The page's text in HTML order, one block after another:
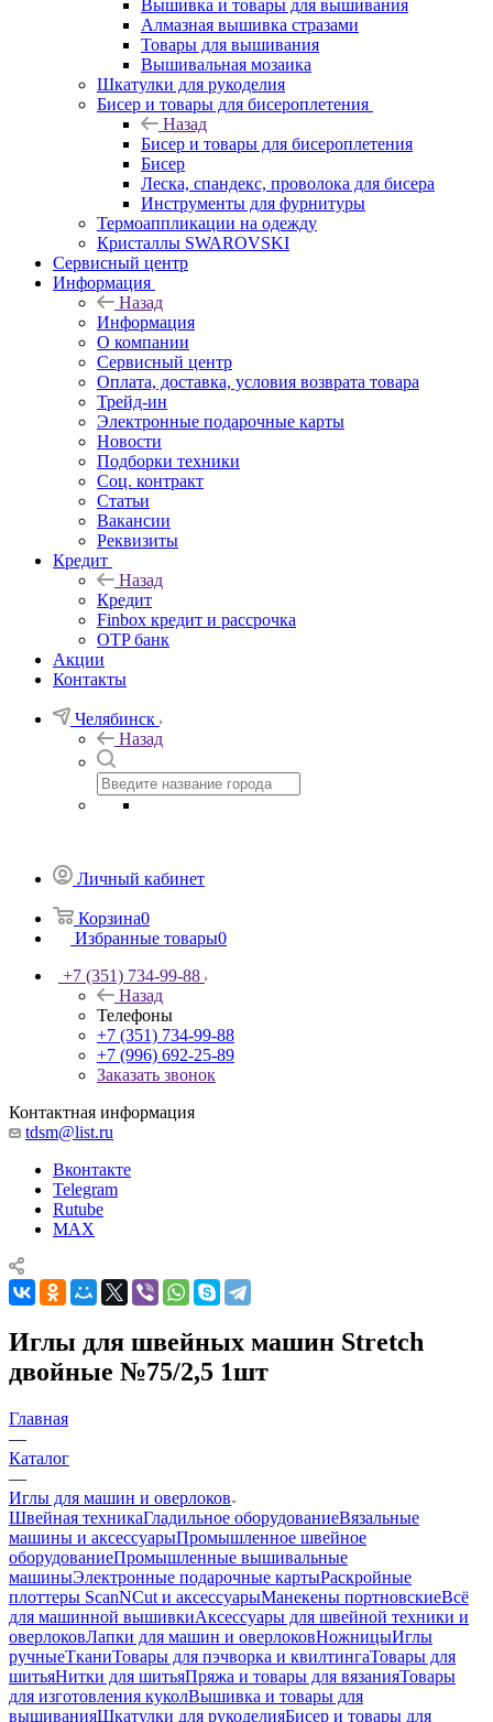
Вышивка и товары для вышивания
Алмазная вышивка стразами
Товары для вышивания
Вышивальная мозаика
Шкатулки для рукоделия
Бисер и товары для бисероплетения
Назад
Бисер и товары для бисероплетения
Бисер
Леска, спандекс, проволока для бисера
Инструменты для фурнитуры
Термоаппликации на одежду
Кристаллы SWAROVSKI
Сервисный центр
Информация
Назад
Информация
О компании
Сервисный центр
Оплата, доставка, условия возврата товара
Трейд-ин
Электронные подарочные карты
Новости
Подборки техники
Соц. контракт
Статьи
Вакансии
Реквизиты
Кредит
Назад
Кредит
Finbox кредит и рассрочка
OTP банк
Акции
Контакты
Челябинск
Назад
Личный кабинет
Корзина0
Избранные товары0
+7 (351) 734-99-88
Назад
Телефоны
+7 (351) 734-99-88
+7 (996) 692-25-89
Заказать звонок
Контактная информация
tdsm@list.ru
Вконтакте
Telegram
Rutube
MAX
Иглы для швейных машин Stretch
двойные №75/2,5 1шт
Главная
—
Каталог
—
Иглы для машин и оверлоков
Швейная техникаГладильное оборудованиеВязальные
машины и аксессуарыПромышленное швейное
оборудованиеПромышленные вышивальные
машиныЭлектронные подарочные картыРаскройные
плоттеры ScanNCut и аксессуарыМанекены портновскиеВсё
для машинной вышивкиАксессуары для швейной техники и
оверлоковЛапки для машин и оверлоковНожницыИглы
ручныеТканиТовары для пэчворка и квилтингаТовары для
шитьяНитки для шитьяПряжа и товары для вязанияТовары
для изготовления куколВышивка и товары для
вышиванияШкатулки для рукоделияБисер и товары для